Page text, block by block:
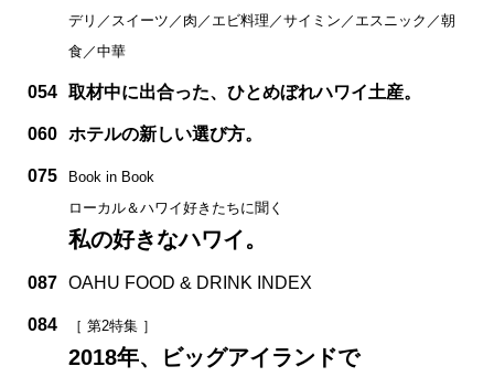
デリ／スイーツ／肉／エビ料理／サイミン／エスニック／朝
食／中華
054 取材中に出合った、ひとめぼれハワイ土産。
060 ホテルの新しい選び方。
075
Book in Book
ローカル＆ハワイ好きたちに聞く
私の好きなハワイ。
087 OAHU FOOD & DRINK INDEX
084 ［ 第2特集 ］
2018年、ビッグアイランドで